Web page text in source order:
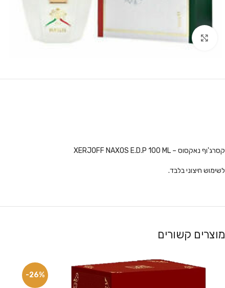
לחץ להגדלה
קסרג'וף נאקסוס – XERJOFF NAXOS E.D.P 100 ML
לשימוש חיצוני בלבד.
מוצרים קשורים
-26%